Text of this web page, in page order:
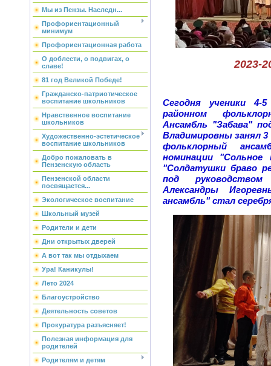
Мы из Пензы. Наследн...
Профориентационный
минимум
Профориентационная работа
О доблести, о подвигах, о
славе!
81 год Великой Победе!
Гражданско-патриотическое
воспитание школьников
Нравственное воспитание
школьников
Художественно-эстетическое
воспитание школьников
Добро пожаловать в
Пензенскую область
Пензенской области
посвящается...
Экологическое воспитание
Школьный музей
Родители и дети
Дни открытых дверей
А вот так мы отдыхаем
Ура! Каникулы!
Лето 2024
Благоустройство
Деятельность советов
Прокуратура разъясняет!
Полезная информация для
родителей
Родителям и детям
2023-
Сегодня ученики 4-
районном
Ансамбль "Забава"
Владимировны занял
фольклорный
номинации
"Солдатушки браво
под
Александры
ансамбль" стал